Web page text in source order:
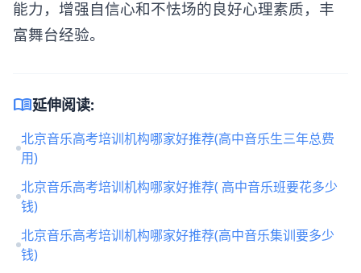
能力，增强自信心和不怯场的良好心理素质，丰
富舞台经验。
menu_book延伸阅读:
北京音乐高考培训机构哪家好推荐(高中音乐生三年总费
用)
北京音乐高考培训机构哪家好推荐( 高中音乐班要花多少
钱)
北京音乐高考培训机构哪家好推荐(高中音乐集训要多少
钱)